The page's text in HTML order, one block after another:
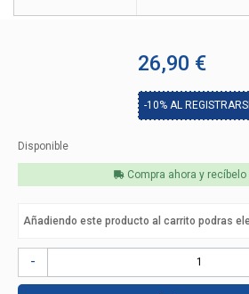
26,90 €
-10% AL
Disponible
Compra ahora y recíbelo
Añadiendo este producto al carrito podras
-